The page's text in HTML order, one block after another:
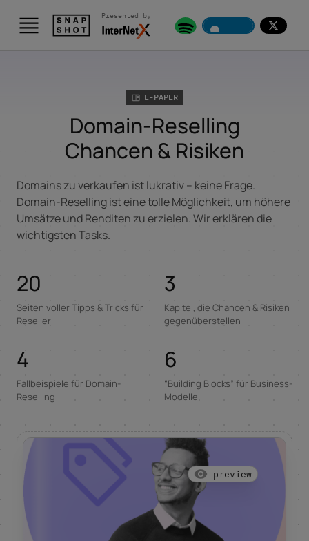
Presented by
E-PAPER
Domain-Reselling
Chancen & Risiken
Domains zu verkaufen ist lukrativ – keine Frage.
Domain-Reselling ist eine tolle Möglichkeit, um höhere
Umsätze und Renditen zu erzielen. Wir erklären die
wichtigsten Tasks.
20
Seiten voller Tipps & Tricks für
Reseller
3
Kapitel, die Chancen & Risiken
gegenüberstellen
4
Fallbeispiele für Domain-
Reselling
6
“Building Blocks” für Business-
Modelle
preview